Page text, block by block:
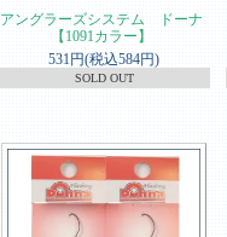
アングラーズシステム ドーナ
【1091カラー】
531円(税込584円)
SOLD OUT